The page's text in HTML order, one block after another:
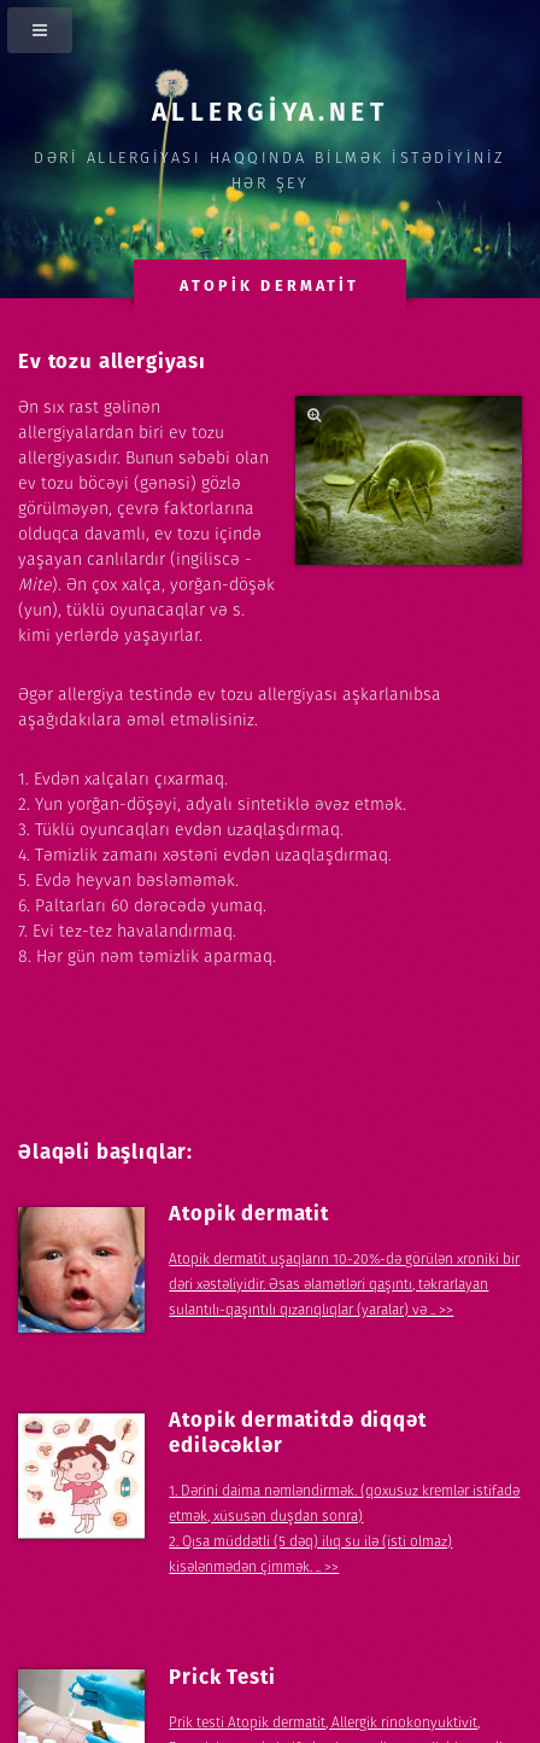
ALLERGİYA.NET
DƏRİ ALLERGİYASI HAQQINDA BİLMƏK İSTƏDİYİNİZ
HƏR ŞEY
ATOPİK DERMATİT
Ev tozu allergiyası
Ən sıx rast gəlinən
allergiyalardan biri ev tozu
allergiyasıdır. Bunun səbəbi olan
ev tozu böcəyi (gənəsi) gözlə
görülməyən, çevrə faktorlarına
olduqca davamlı, ev tozu içində
yaşayan canlılardır (ingiliscə -
Mite). Ən çox xalça, yorğan-döşək
(yun), tüklü oyunacaqlar və s.
kimi yerlərdə yaşayırlar.
Əgər allergiya testində ev tozu allergiyası aşkarlanıbsa
aşağıdakılara əməl etməlisiniz.
1. Evdən xalçaları çıxarmaq.
2. Yun yorğan-döşəyi, adyalı sintetiklə əvəz etmək.
3. Tüklü oyuncaqları evdən uzaqlaşdırmaq.
4. Təmizlik zamanı xəstəni evdən uzaqlaşdırmaq.
5. Evdə heyvan bəsləməmək.
6. Paltarları 60 dərəcədə yumaq.
7. Evi tez-tez havalandırmaq.
8. Hər gün nəm təmizlik aparmaq.
Əlaqəli başlıqlar:
Atopik dermatit
Atopik dermatit uşaqların 10-20%-də görülən xroniki bir
dəri xəstəliyidir. Əsas əlamətləri qaşıntı, təkrarlayan
sulantılı-qaşıntılı qızarıqlıqlar (yaralar) və .. >>
Atopik dermatitdə diqqət
ediləcəklər
1. Dərini daima nəmləndirmək. (qoxusuz kremlər istifadə
etmək, xüsusən duşdan sonra)
2. Qısa müddətli (5 dəq) ilıq su ilə (isti olmaz)
kisələnmədən çimmək. .. >>
Prick Testi
Prik testi Atopik dermatit, Allergik rinokonyuktivit,